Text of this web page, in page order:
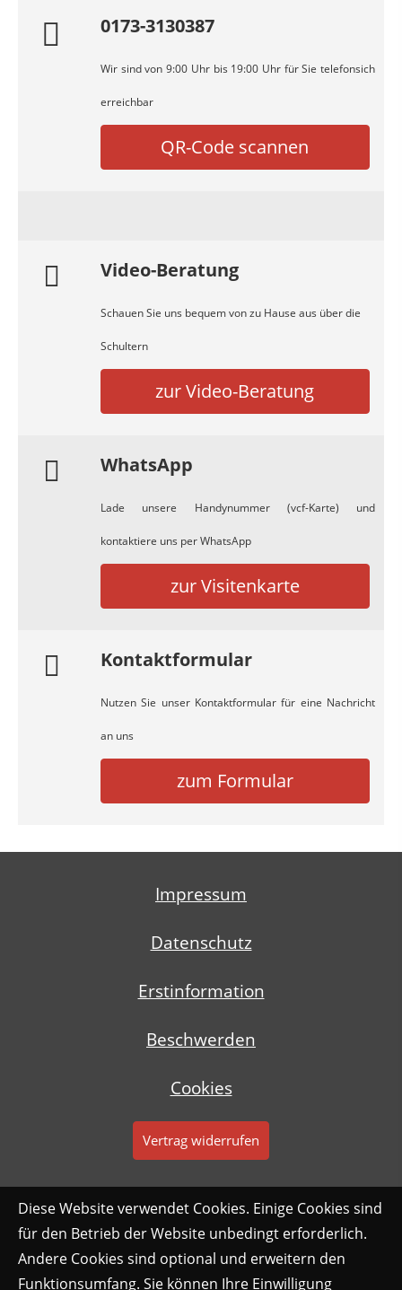
0173-3130387
Wir sind von 9:00 Uhr bis 19:00 Uhr für Sie telefonsich
erreichbar
QR-Code scannen
Video-Beratung
Schauen Sie uns bequem von zu Hause aus über die
Schultern
zur Video-Beratung
WhatsApp
Lade unsere Handynummer (vcf-Karte) und
kontaktiere uns per WhatsApp
zur Visitenkarte
Kontaktformular
Nutzen Sie unser Kontaktformular für eine Nachricht
an uns
zum Formular
Impressum
Datenschutz
Erstinformation
Beschwerden
Cookies
Vertrag widerrufen
Diese Website verwendet Cookies. Einige Cookies sind
für den Betrieb der Website unbedingt erforderlich.
Andere Cookies sind optional und erweitern den
Funktionsumfang. Sie können Ihre Einwilligung